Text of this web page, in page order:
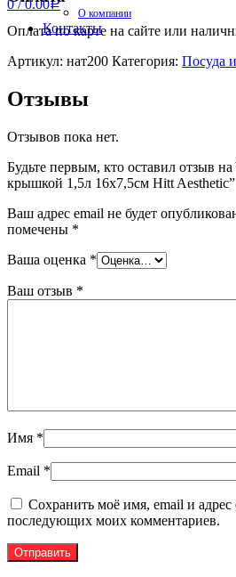
0/ 0.00Р
О компании
Контакты
Оплата по карте на сайте или
Артикул: нат200 Категория: Посуда
Отзывы
Отзывов пока нет.
Будьте первым, кто оставил отзыв
крышкой 1,5л 16х7,5см Hitt Aesthetic”
Ваш адрес email не будет
помечены *
Ваша оценка *
Ваш отзыв *
Имя *
Email *
Сохранить моё имя, email и адрес
последующих моих комментариев.